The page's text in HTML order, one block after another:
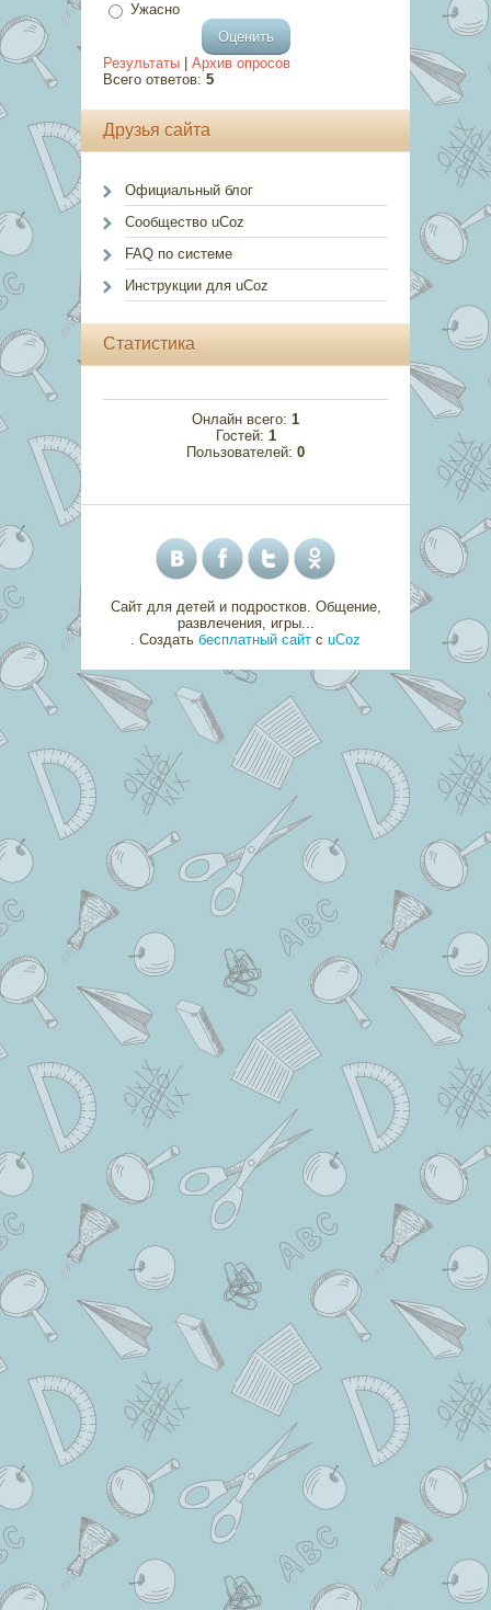
Ужасно
Результаты
Архив опросов
Всего ответов: 5
Друзья сайта
Официальный блог
Сообщество uCoz
FAQ по системе
Инструкции для uCoz
Статистика
Онлайн всего: 1
Гостей: 1
Пользователей: 0
Сайт для детей и подростков. Общение,
развлечения, игры...
Создать бесплатный сайт с uCoz